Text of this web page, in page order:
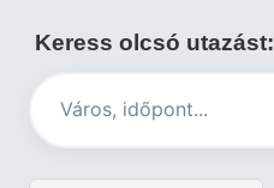
Keress olcsó utazást: